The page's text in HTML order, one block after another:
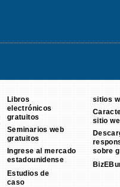
Libros
electrónicos
gratuitos
Seminarios web
gratuitos
Ingrese al mercado
estadounidense
Estudios de
caso
sitios
sitio
sobre